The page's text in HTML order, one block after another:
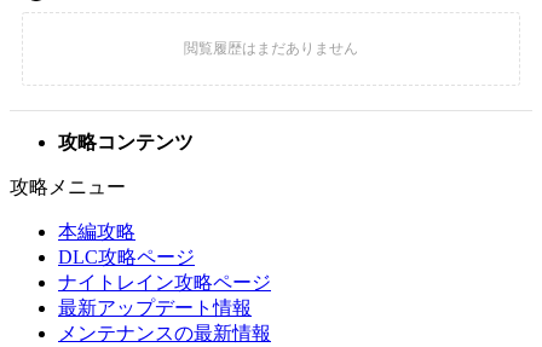
攻略コンテンツ
攻略メニュー
本編攻略
DLC攻略ページ
ナイトレイン攻略ページ
最新アップデート情報
メンテナンスの最新情報